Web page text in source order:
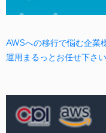
AWSへの移行で悩む企業
運用まるっとお任せ下さい